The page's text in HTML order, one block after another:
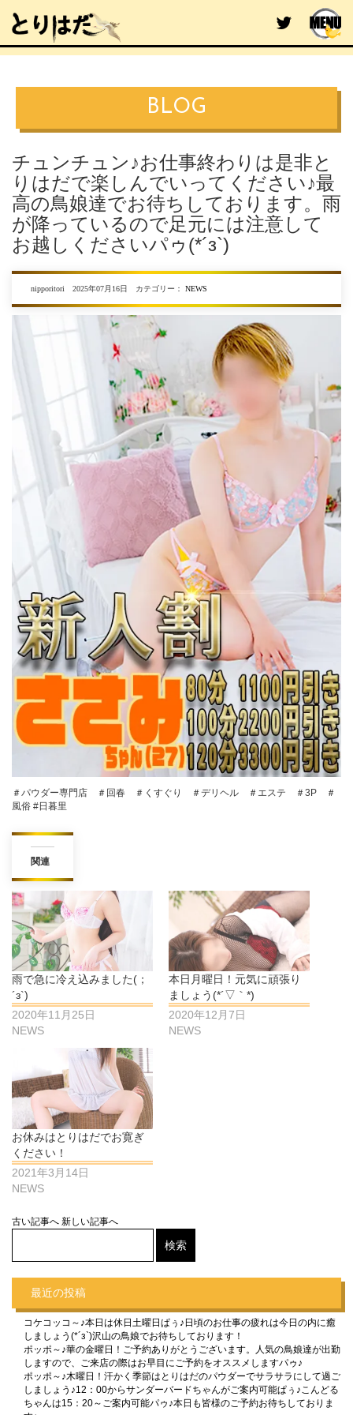
BLOG
チュンチュン♪お仕事終わりは是非と
りはだで楽しんでいってください♪最
高の鳥娘達でお待ちしております。雨
が降っているので足元には注意して
お越しくださいパゥ(*´з`)
nipporitori 2025年07月16日 カテゴリー： NEWS
＃パウダー専門店 ＃回春 ＃くすぐり ＃デリヘル ＃エステ ＃3P ＃
風俗 #日暮里
関連
雨で急に冷え込みました(；
´з`)
2020年11月25日
NEWS
本日月曜日！元気に頑張り
ましょう(*´▽｀*)
2020年12月7日
NEWS
お休みはとりはだでお寛ぎ
ください！
2021年3月14日
NEWS
古い記事へ 新しい記事へ
最近の投稿
コケコッコ～♪本日は休日土曜日ぱぅ♪日頃のお仕事の疲れは今日の内に癒
しましょう(*´з`)沢山の鳥娘でお待ちしております！
ポッポ～♪華の金曜日！ご予約ありがとうございます。人気の鳥娘達が出勤
しますので、ご来店の際はお早目にご予約をオススメしますパゥ♪
ポッポ～♪木曜日！汗かく季節はとりはだのパウダーでサラサラにして過ご
しましょう♪12：00からサンダーバードちゃんがご案内可能ぱぅ♪こんどる
ちゃんは15：20～ご案内可能パゥ♪本日も皆様のご予約お待ちしておりま